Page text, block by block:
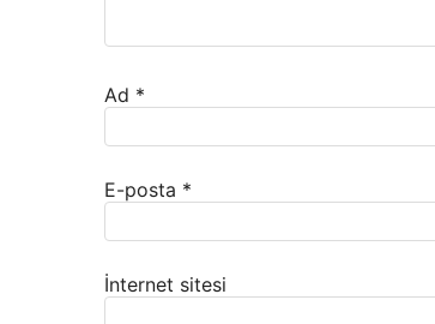
Ad *
E-posta *
İnternet sitesi